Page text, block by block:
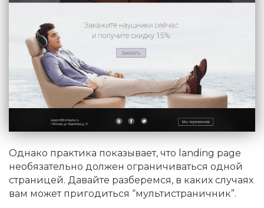
Однако практика показывает, что landing page
необязательно должен ограничиваться одной
страницей. Давайте разберемся, в каких случаях
вам может пригодиться “мультистраничник”.